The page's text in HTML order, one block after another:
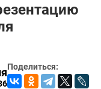
Поделиться: